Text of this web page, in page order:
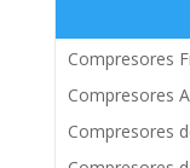
Compresores
Compresores
Compresores